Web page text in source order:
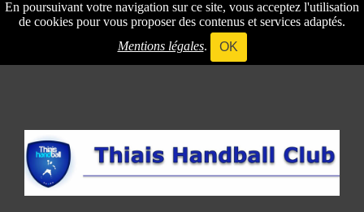
En poursuivant votre navigation sur ce site, vous acceptez l'utilisation
de cookies pour vous proposer des contenus et services adaptés.
Mentions légales. OK